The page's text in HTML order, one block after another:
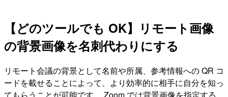
【どのツールでも OK】リモート画像
の背景画像を名刺代わりにする
リモート会議の背景として名前や所属、参考情報への QR コ
ードを載せることによって、より効率的に相手に自分を知っ
てもらうことが可能です。 Zoom では背景画像を指定する